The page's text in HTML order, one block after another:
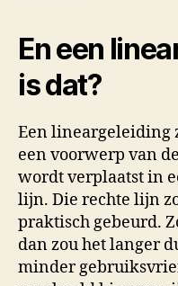
En een
is dat?
Een lineargeleiding
een voorwerp van
wordt verplaatst in
lijn. Die rechte lijn
praktisch gebeurd.
dan zou het langer
minder